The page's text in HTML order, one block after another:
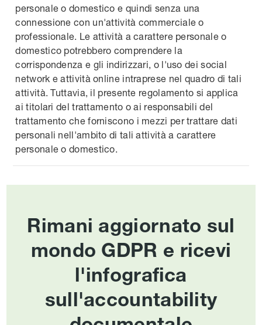
personale o domestico e quindi senza una
connessione con un'attività commerciale o
professionale. Le attività a carattere personale o
domestico potrebbero comprendere la
corrispondenza e gli indirizzari, o l'uso dei social
network e attività online intraprese nel quadro di tali
attività. Tuttavia, il presente regolamento si applica
ai titolari del trattamento o ai responsabili del
trattamento che forniscono i mezzi per trattare dati
personali nell'ambito di tali attività a carattere
personale o domestico.
Rimani aggiornato sul
mondo GDPR e ricevi
l'infografica
sull'accountability